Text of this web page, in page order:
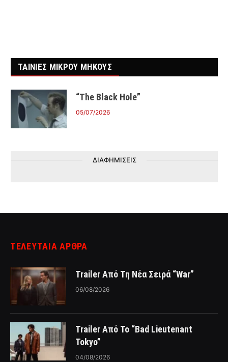
ΤΑΙΝΙΕΣ ΜΙΚΡΟΥ ΜΗΚΟΥΣ
“The Black Hole”
05/07/2026
ΔΙΑΦΗΜΙΣΕΙΣ
ΤΕΛΕΥΤΑΙΑ ΑΡΘΡΑ
Trailer Από Τη Νέα Σειρά “War”
06/08/2026
Trailer Από Το “Bad Lieutenant
Tokyo”
04/08/2026